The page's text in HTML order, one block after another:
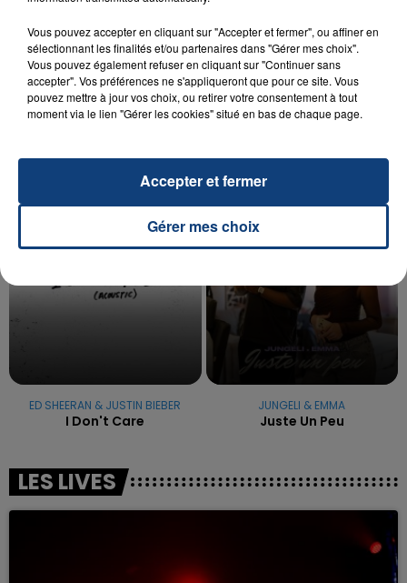
20 juillet 2026
UNE ADOLESCENTE DEVANT SE FAIRE
OPÉRER DE LA CHEVILLE RESSORT DE LA...
La famille a porté plainte contre la clinique qui a
reconnu sa responsabilité et présenté ses
TITRES DIFFUSÉS
ED SHEERAN & JUSTIN BIEBER
I Don't Care
16h45
16h45
JUNGELI & EMMA
Juste Un Peu
LES LIVES
Vous pouvez accepter en cliquant sur "Accepter et fermer", ou affiner en
sélectionnant les finalités et/ou partenaires dans "Gérer mes choix".
Vous pouvez également refuser en cliquant sur "Continuer sans
accepter". Vos préférences ne s'appliqueront que pour ce site. Vous
pouvez mettre à jour vos choix, ou retirer votre consentement à tout
moment via le lien "Gérer les cookies" situé en bas de chaque page.
Gérer mes choix
Accepter et fermer